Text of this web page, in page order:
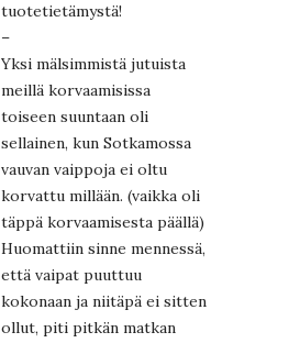
tuotetietämystä!
–
Yksi mälsimmistä jutuista
meillä korvaamisissa
toiseen suuntaan oli
sellainen, kun Sotkamossa
vauvan vaippoja ei oltu
korvattu millään. (vaikka oli
täppä korvaamisesta päällä)
Huomattiin sinne mennessä,
että vaipat puuttuu
kokonaan ja niitäpä ei sitten
ollut, piti pitkän matkan